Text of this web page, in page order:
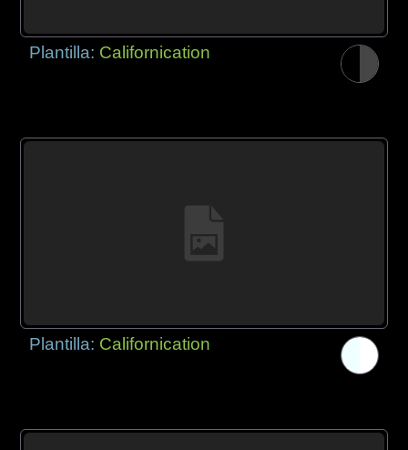
Plantilla: Californication
Plantilla: Californication